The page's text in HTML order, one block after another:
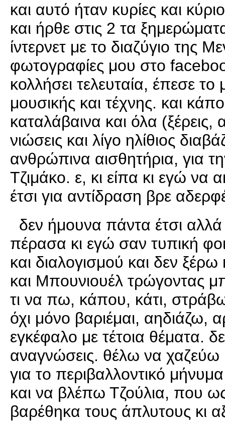
και αυτό ήταν κυρίες και
και ήρθε στις 2 τα
ίντερνετ με το διαζύγιο της
φωτογραφίες μου στο
κολλήσει τελευταία, έπεσε
μουσικής και τέχνης. και
καταλάβαινα και όλα
νιώσεις και λίγο ηλίθιος
ανθρώπινα αισθητήρια, για
Τζιμάκο. ε, κι είπα κι εγώ
έτσι για αντίδραση βρε
δεν ήμουνα πάντα έτσι
πέρασα κι εγώ σαν τυπική
και διαλογισμού και δεν
και Μπουνιουέλ τρώγοντας
τι να πω, κάπου, κάτι,
όχι μόνο βαριέμαι,
εγκέφαλο με τέτοια θέματα.
αναγνώσεις. θέλω να χαζεύω
για το περιβαλλοντικό
και να βλέπω Τζούλια, που
βαρέθηκα τους άπλυτους κι